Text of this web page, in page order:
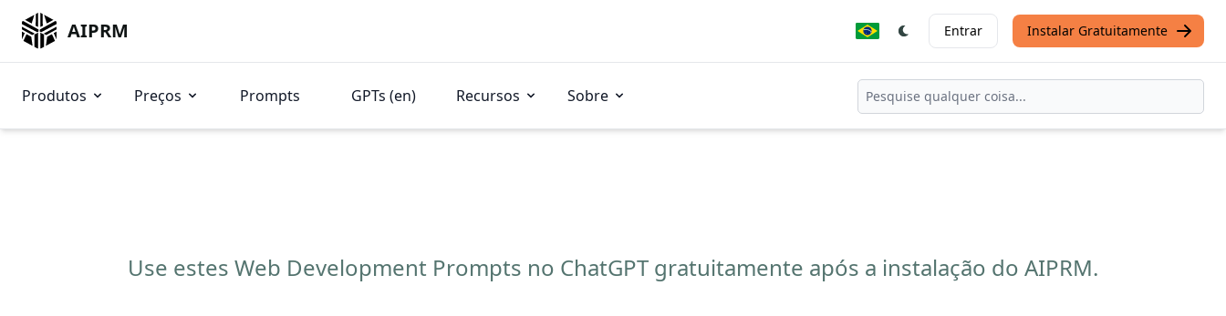
AIPRM Entrar Instalar Gratuitamente
Produtos Preços Prompts GPTs (en) Recursos Sobre
Use estes Web Development Prompts no ChatGPT gratuitamente após a instalação do AIPRM.